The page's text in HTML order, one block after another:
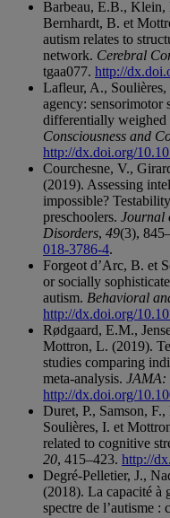
Barbeau, E.B., Klein,
Bernhardt, B. et
autism relates to
network. Cerebral
tgaa077. http://
Lafleur, A.,
agency: sensorimotor
differentially
Consciousness and
http://dx.doi.org/
Courchesne, V.,
(2019). Assessing
impossible?
preschoolers. Journal
Disorders, 49(3),
018-3786-4.
Forgeot d’Arc, B. et
or socially
autism. Behavioral
http://dx.doi.org/
Rødgaard, E.M.,
Mottron, L. (2019).
studies comparing
meta-analysis. JAMA:
http://dx.doi.org/
Duret, P., Samson,
Soulières, I. et
related to cognitive
20, 415–423. http://
Degré-Pelletier, J.,
(2018). La capacité à
spectre de l’autisme :